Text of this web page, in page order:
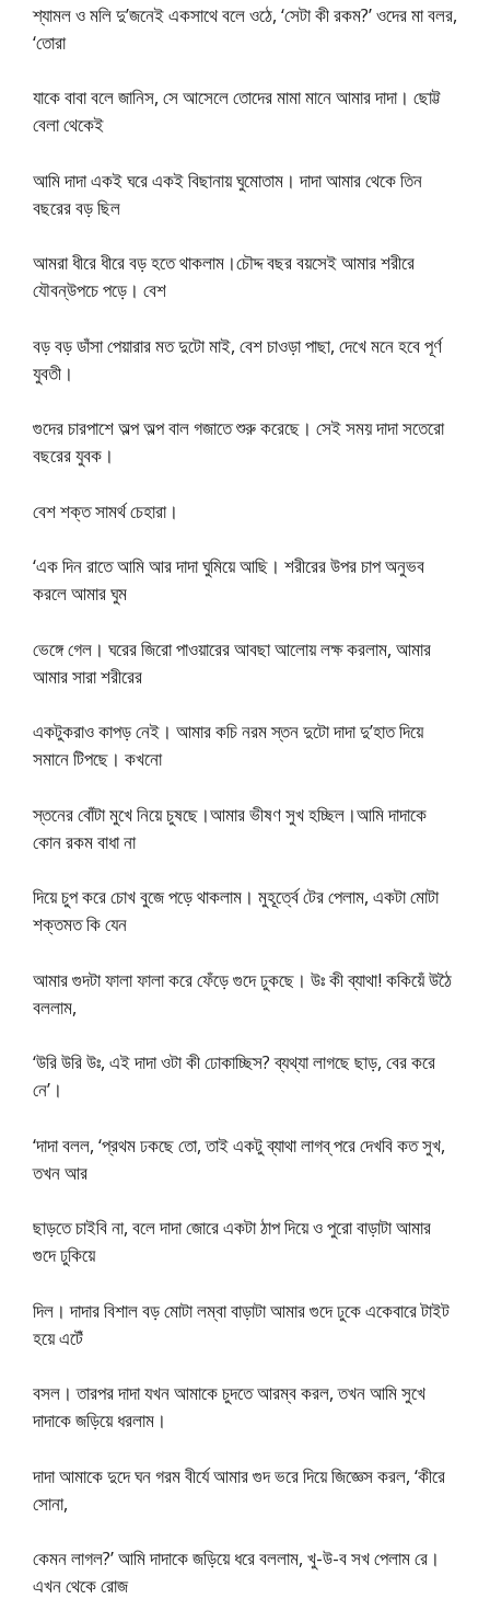
শ্যামল ও মলি দু’জনেই একসাথে বলে ওঠে, ‘সেটা কী রকম?’ ওদের মা বলর,
‘তোরা
যাকে বাবা বলে জানিস, সে আসেলে তোদের মামা মানে আমার দাদা। ছোট্ট
বেলা থেকেই
আমি দাদা একই ঘরে একই বিছানায় ঘুমোতাম। দাদা আমার থেকে তিন
বছরের বড় ছিল
আমরা ধীরে ধীরে বড় হতে থাকলাম।চৌদ্দ বছর বয়সেই আমার শরীরে
যৌবন্উপচে পড়ে। বেশ
বড় বড় ডাঁসা পেয়ারার মত দুটো মাই, বেশ চাওড়া পাছা, দেখে মনে হবে পূর্ণ
যুবতী।
গুদের চারপাশে অল্প অল্প বাল গজাতে শুরু করেছে। সেই সময় দাদা সতেরো
বছরের যুবক।
বেশ শক্ত সামর্থ চেহারা।
‘এক দিন রাতে আমি আর দাদা ঘুমিয়ে আছি। শরীরের উপর চাপ অনুভব
করলে আমার ঘুম
ভেঙ্গে গেল। ঘরের জিরো পাওয়ারের আবছা আলোয় লক্ষ করলাম, আমার
আমার সারা শরীরের
একটুকরাও কাপড় নেই। আমার কচি নরম স্তন দুটো দাদা দু’হাত দিয়ে
সমানে টিপছে। কখনো
স্তনের বোঁটা মুখে নিয়ে চুষছে।আমার ভীষণ সুখ হচ্ছিল।আমি দাদাকে
কোন রকম বাধা না
দিয়ে চুপ করে চোখ বুজে পড়ে থাকলাম। মুহূর্ত্বে টের পেলাম, একটা মোটা
শক্তমত কি যেন
আমার গুদটা ফালা ফালা করে ফেঁড়ে গুদে ঢুকছে। উঃ কী ব্যাথা! ককিয়েঁ উঠৈ
বললাম,
‘উরি উরি উঃ, এই দাদা ওটা কী ঢোকাচ্ছিস? ব্যথ্যা লাগছে ছাড়, বের করে
নে’।
‘দাদা বলল, ‘প্রথম ঢকছে তো, তাই একটু ব্যাথা লাগব্ পরে দেখবি কত সুখ,
তখন আর
ছাড়তে চাইবি না, বলে দাদা জোরে একটা ঠাপ দিয়ে ও পুরো বাড়াটা আমার
গুদে ঢুকিয়ে
দিল। দাদার বিশাল বড় মোটা লম্বা বাড়াটা আমার গুদে ঢুকে একেবারে টাইট
হয়ে এটেঁ
বসল। তারপর দাদা যখন আমাকে চুদতে আরম্ব করল, তখন আমি সুখে
দাদাকে জড়িয়ে ধরলাম।
দাদা আমাকে দুদে ঘন গরম বীর্যে আমার গুদ ভরে দিয়ে জিজ্ঞেস করল, ‘কীরে
সোনা,
কেমন লাগল?’ আমি দাদাকে জড়িয়ে ধরে বললাম, খু-উ-ব সখ পেলাম রে।
এখন থেকে রোজ